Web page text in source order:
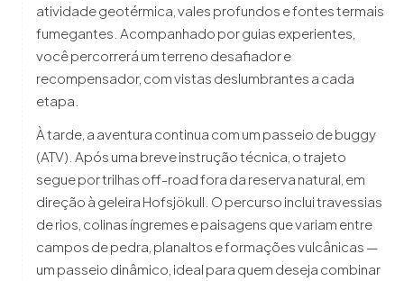
atividade geotérmica, vales profundos e fontes termais
fumegantes. Acompanhado por guias experientes,
você percorrerá um terreno desafiador e
recompensador, com vistas deslumbrantes a cada
etapa.
À tarde, a aventura continua com um passeio de buggy
(ATV). Após uma breve instrução técnica, o trajeto
segue por trilhas off-road fora da reserva natural, em
direção à geleira Hofsjökull. O percurso inclui travessias
de rios, colinas íngremes e paisagens que variam entre
campos de pedra, planaltos e formações vulcânicas —
um passeio dinâmico, ideal para quem deseja combinar